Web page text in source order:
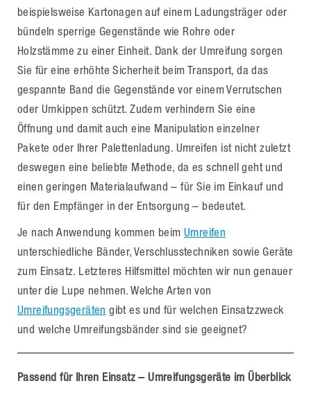
beispielsweise Kartonagen auf einem Ladungsträger oder
bündeln sperrige Gegenstände wie Rohre oder
Holzstämme zu einer Einheit. Dank der Umreifung sorgen
Sie für eine erhöhte Sicherheit beim Transport, da das
gespannte Band die Gegenstände vor einem Verrutschen
oder Umkippen schützt. Zudem verhindern Sie eine
Öffnung und damit auch eine Manipulation einzelner
Pakete oder Ihrer Palettenladung. Umreifen ist nicht zuletzt
deswegen eine beliebte Methode, da es schnell geht und
einen geringen Materialaufwand – für Sie im Einkauf und
für den Empfänger in der Entsorgung – bedeutet.
Je nach Anwendung kommen beim Umreifen
unterschiedliche Bänder, Verschlusstechniken sowie Geräte
zum Einsatz. Letzteres Hilfsmittel möchten wir nun genauer
unter die Lupe nehmen. Welche Arten von
Umreifungsgeräten gibt es und für welchen Einsatzzweck
und welche Umreifungsbänder sind sie geeignet?
Passend für Ihren Einsatz – Umreifungsgeräte im Überblick